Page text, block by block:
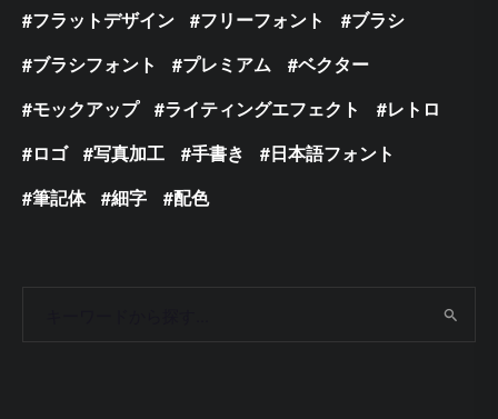
フラットデザイン
フリーフォント
ブラシ
ブラシフォント
プレミアム
ベクター
モックアップ
ライティングエフェクト
レトロ
ロゴ
写真加工 手書き
日本語フォント
筆記体
細字 配色